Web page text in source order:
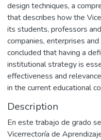
design techniques, a
that describes how the
its students, professors
companies, enterprises
concluded that having a
institutional strategy is
effectiveness and
in the current educational
Description
En este trabajo de grado
Vicerrectoría de